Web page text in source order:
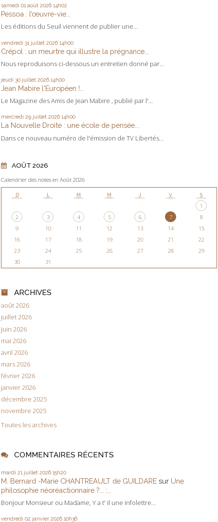
samedi 01 août 2026 14h02
Pessoa : l’œuvre-vie...
Les éditions du Seuil viennent de publier une...
vendredi 31 juillet 2026 14h00
Crépol : un meurtre qui illustre la prégnance...
Nous reproduisons ci-dessous un entretien donné par...
jeudi 30 juillet 2026 14h00
Jean Mabire l'Européen !...
Le Magazine des Amis de Jean Mabire , publié par l'...
mercredi 29 juillet 2026 14h00
La Nouvelle Droite : une école de pensée...
Dans ce nouveau numéro de l'émission de TV Libertés...
AOÛT 2026
Calendrier des notes en Août 2026
D L M M J V S
1
2
3 4 5 6 7
8
9
10 11 12 13 14
15
16
17 18 19 20 21
22
23
24 25 26 27 28
29
30
31
ARCHIVES
août 2026
juillet 2026
juin 2026
mai 2026
avril 2026
mars 2026
février 2026
janvier 2026
décembre 2025
novembre 2025
Toutes les archives
COMMENTAIRES RÉCENTS
mardi 21 juillet 2026 15h20
M. Bernard -Marie CHANTREAULT de GUILDARE sur Une
philosophie néoréactionnaire ?... :...
Bonjour Monsieur ou Madame, Y a t' il une infolettre...
vendredi 02 janvier 2026 10h36